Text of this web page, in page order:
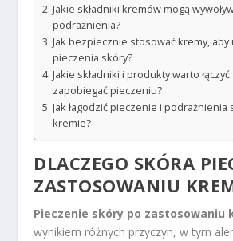
Jakie składniki kremów mogą
podrażnienia?
Jak bezpiecznie stosować kremy, aby
pieczenia skóry?
Jakie składniki i produkty warto
zapobiegać pieczeniu?
Jak łagodzić pieczenie i podrażnienia
kremie?
DLACZEGO SKÓRA
ZASTOSOWANIU
Pieczenie skóry po zastosowaniu
wynikiem różnych przyczyn, w tym